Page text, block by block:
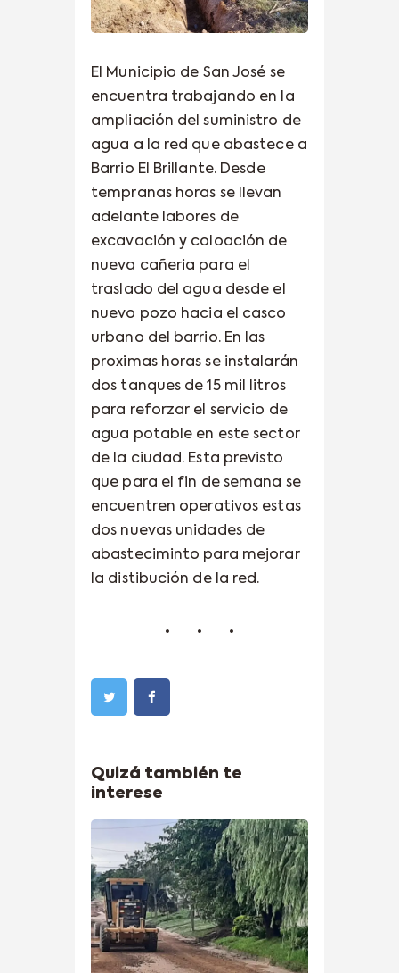
El Municipio de San José se
encuentra trabajando en la
ampliación del suministro de
agua a la red que abastece a
Barrio El Brillante. Desde
tempranas horas se llevan
adelante labores de
excavación y coloación de
nueva cañeria para el
traslado del agua desde el
nuevo pozo hacia el casco
urbano del barrio. En las
proximas horas se instalarán
dos tanques de 15 mil litros
para reforzar el servicio de
agua potable en este sector
de la ciudad. Esta previsto
que para el fin de semana se
encuentren operativos estas
dos nuevas unidades de
abasteciminto para mejorar
la distibución de la red.
Quizá también te
interese